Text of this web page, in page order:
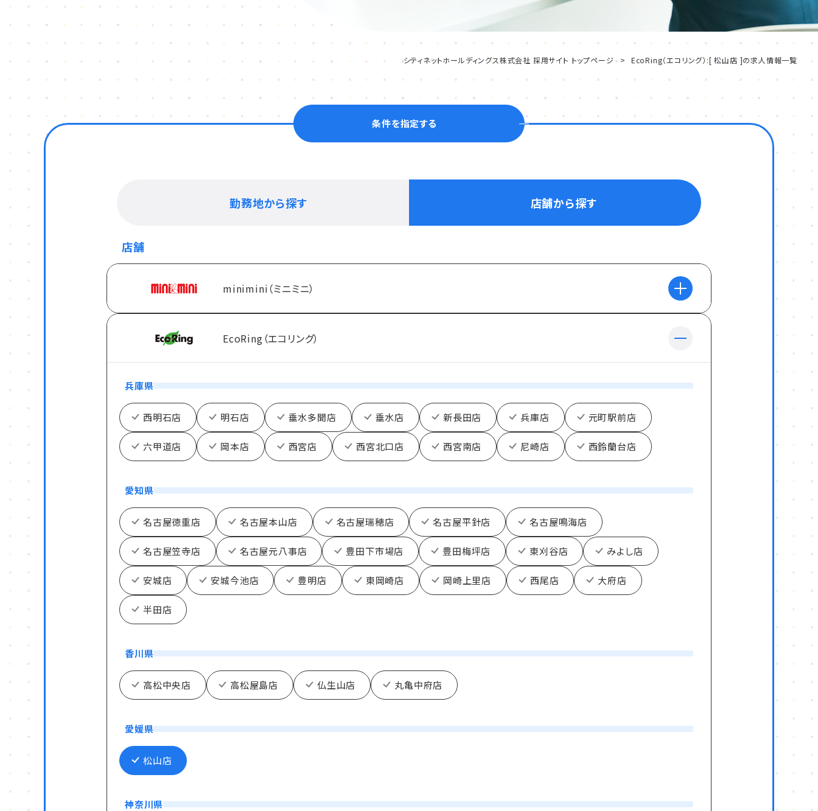
シティネットホールディングス株式会社 採用サイト トップページ EcoRing（エコリング）:[ 松山店 ]の求人情報一覧
条件を指定する
勤務地から探す 店舗から探す
店舗
minimini（ミニミニ）
EcoRing（エコリング）
兵庫県
西明石店 明石店 垂水多聞店 垂水店 新長田店 兵庫店 元町駅前店
六甲道店 岡本店 西宮店 西宮北口店 西宮南店 尼崎店 西鈴蘭台店
愛知県
名古屋徳重店 名古屋本山店 名古屋瑞穂店 名古屋平針店 名古屋鳴海店
名古屋笠寺店 名古屋元八事店 豊田下市場店 豊田梅坪店 東刈谷店 みよし店
安城店 安城今池店 豊明店 東岡崎店 岡崎上里店 西尾店 大府店
半田店
香川県
高松中央店 高松屋島店 仏生山店 丸亀中府店
愛媛県
松山店
神奈川県